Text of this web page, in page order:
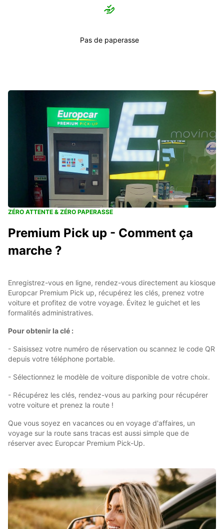
Pas de paperasse
ZÉRO ATTENTE & ZÉRO PAPERASSE
Premium Pick up - Comment ça
marche ?
Enregistrez-vous en ligne, rendez-vous directement au kiosque
Europcar Premium Pick up, récupérez les clés, prenez votre
voiture et profitez de votre voyage. Évitez le guichet et les
formalités administratives.
Pour obtenir la clé :
- Saisissez votre numéro de réservation ou scannez le code QR
depuis votre téléphone portable.
- Sélectionnez le modèle de voiture disponible de votre choix.
- Récupérez les clés, rendez-vous au parking pour récupérer
votre voiture et prenez la route !
Que vous soyez en vacances ou en voyage d'affaires, un
voyage sur la route sans tracas est aussi simple que de
réserver avec Europcar Premium Pick-Up.